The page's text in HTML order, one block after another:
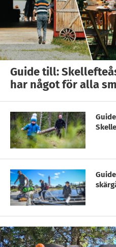
Guide till:
har något för alla